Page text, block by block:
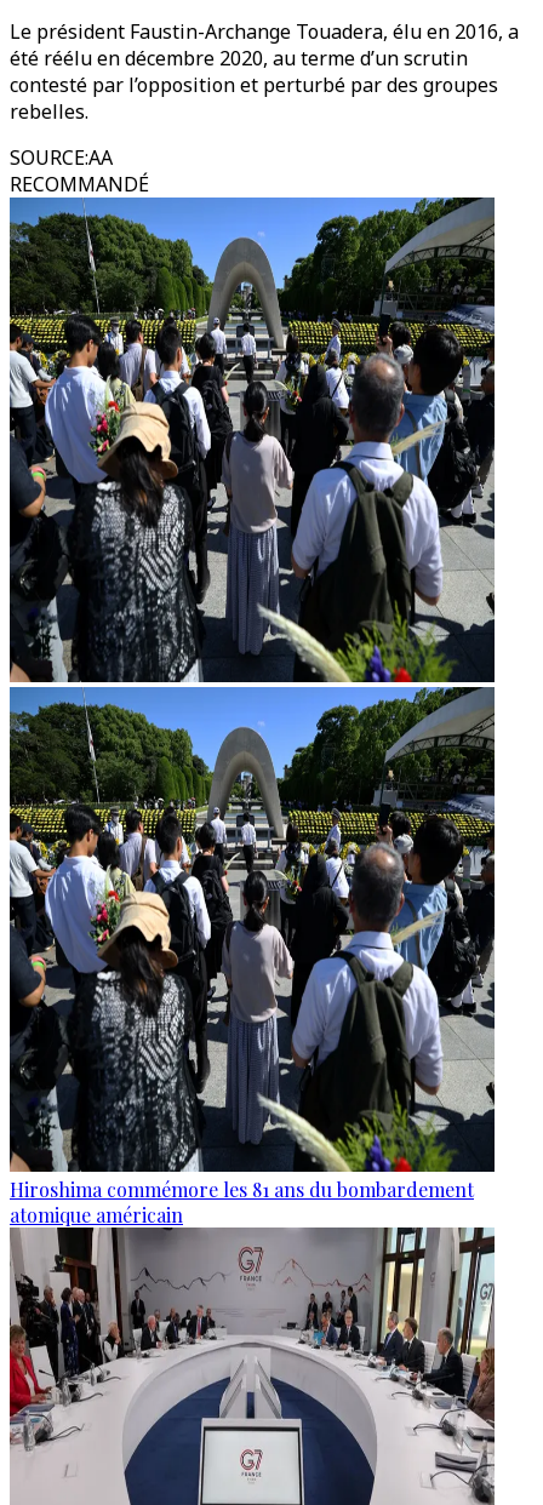
Le président Faustin-Archange Touadera, élu en 2016, a
été réélu en décembre 2020, au terme d’un scrutin
contesté par l’opposition et perturbé par des groupes
rebelles.
SOURCE:AA
RECOMMANDÉ
Hiroshima commémore les 81 ans du bombardement
atomique américain